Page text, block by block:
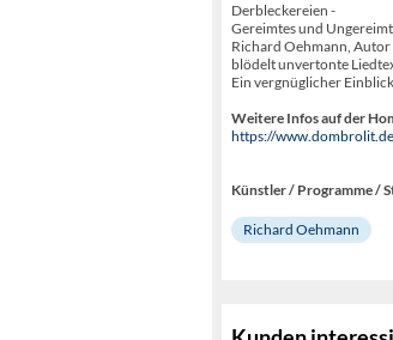
Derbleckereien -
Gereimtes und
Richard Oehmann, Autor
blödelt unvertonte
Ein vergnüglicher
Weitere Infos auf der
https://
Künstler / Programme /
Richard Oehmann